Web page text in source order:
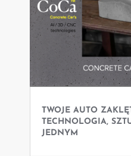
TWOJE AUTO
TECHNOLOGIA,
JEDNYM